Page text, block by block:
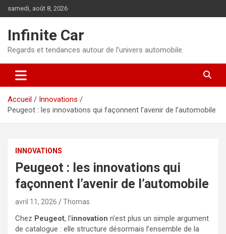
au
samedi, août 8, 2026
Infinite Car
Regards et tendances autour de l’univers automobile.
Accueil
Innovations
Peugeot : les innovations qui façonnent l’avenir de l’automobile
INNOVATIONS
Peugeot : les innovations qui
façonnent l’avenir de l’automobile
avril 11, 2026 Thomas
Chez Peugeot, l’innovation n’est plus un simple argument
de catalogue : elle structure désormais l’ensemble de la